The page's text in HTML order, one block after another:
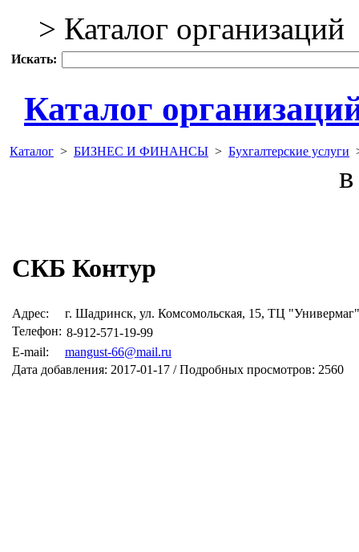
> Каталог организаций
Искать:
Каталог
Каталог > БИЗНЕС И ФИНАНСЫ > Бухгалтерские услуги
СКБ Контур
Адрес:
г. Шадринск, ул. Комсомольская, 15, ТЦ "Универмаг"
Телефон: 8-912-571-19-99
E-mail:
mangust-66@mail.ru
Дата добавления: 2017-01-17 / Подробных просмотров: 2560